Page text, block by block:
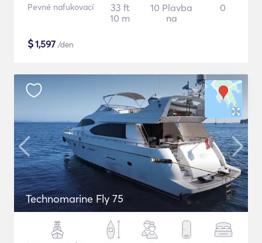
Pevné nafukovací
33 ft
10 m
10 Plavba
na
0
$1,597 /den
Technomarine Fly 75